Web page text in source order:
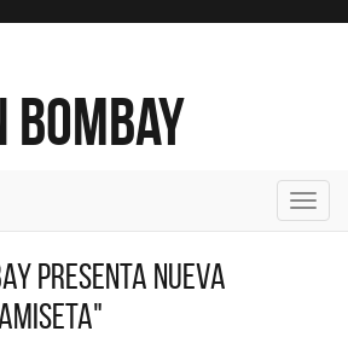
presenta nueva